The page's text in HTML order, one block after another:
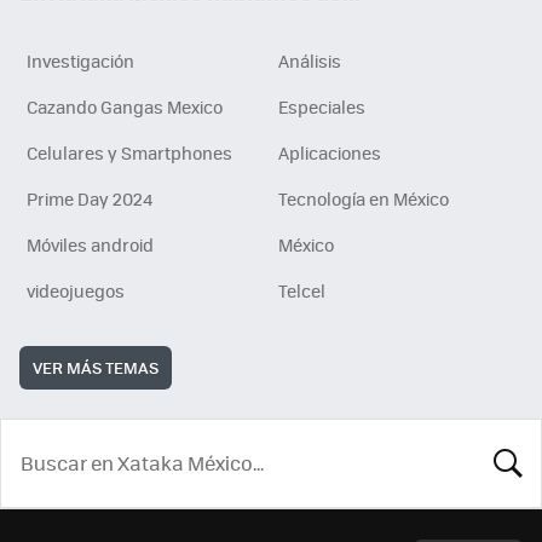
Investigación
Análisis
Cazando Gangas Mexico
Especiales
Celulares y Smartphones
Aplicaciones
Prime Day 2024
Tecnología en México
Móviles android
México
videojuegos
Telcel
VER MÁS TEMAS